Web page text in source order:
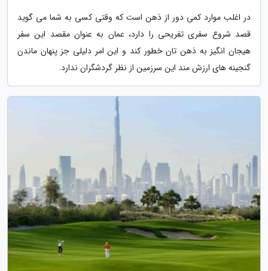
در اغلب موارد کمی دور از ذهن است که وقتی کسی به شما می گوید
قصد شروع سفری تفریحی را دارد، عمان به عنوان مقصد این سفر
هیجان انگیز به ذهن تان خطور کند و این امر دلیلی جز پنهان ماندن
گنجینه های ارزش مند این سرزمین از نظر گردشگران ندارد.